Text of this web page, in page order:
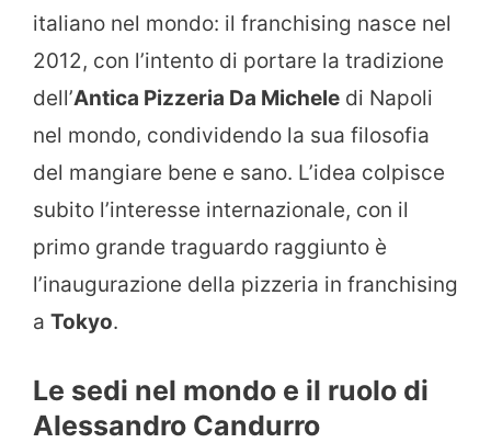
italiano nel mondo: il franchising nasce nel
2012, con l’intento di portare la tradizione
dell’Antica Pizzeria Da Michele di Napoli
nel mondo, condividendo la sua filosofia
del mangiare bene e sano. L’idea colpisce
subito l’interesse internazionale, con il
primo grande traguardo raggiunto è
l’inaugurazione della pizzeria in franchising
a Tokyo.
Le sedi nel mondo e il ruolo di
Alessandro Candurro